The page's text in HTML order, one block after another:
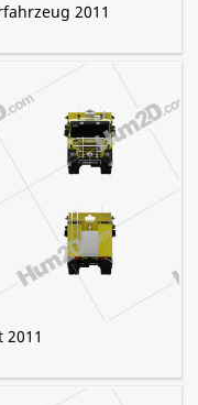
2011